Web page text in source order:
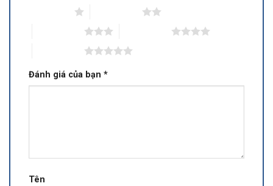
Đánh giá của bạn *
Tên